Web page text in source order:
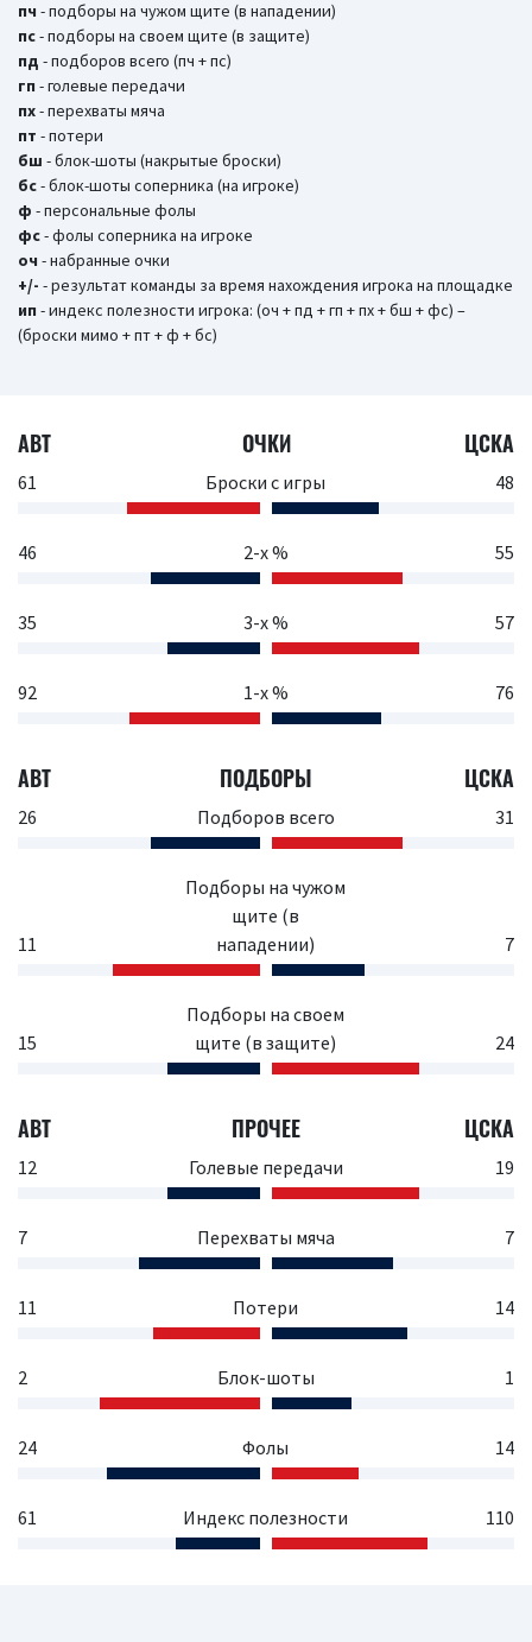
пч - подборы на чужом щите (в нападении)
пс- подборы на своем щите (в защите)
пд - подборов всего (пч + пс)
гп - голевые передачи
пх- перехваты мяча
пт - потери
бш - блок-шоты (накрытые броски)
бc- блок-шоты соперника (на игроке)
ф - персональные фолы
фс- фолы соперника на игроке
оч - набранные очки
+/- - результат команды за время нахождения игрока на площадке
ип - индекс полезности игрока: (оч + пд + гп + пх + бш + фс) –
(броски мимо + пт + ф + бс)
АВТ ОЧКИ ЦСКА
61 Броски с игры 48
46 2-х % 55
35 3-х % 57
92 1-х % 76
АВТ ПОДБОРЫ ЦСКА
26 Подборов всего 31
11
Подборы на чужом
щите (в
нападении)
7
15
Подборы на своем
щите (в защите)
24
АВТ ПРОЧЕЕ ЦСКА
12 Голевые передачи 19
7 Перехваты мяча 7
11 Потери 14
2 Блок-шоты 1
24 Фолы 14
61 Индекс полезности 110